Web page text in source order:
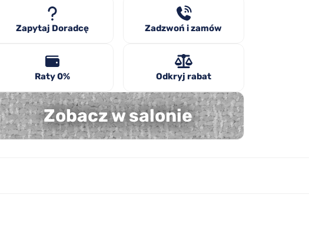
Zapytaj Doradcę Zadzwoń i zamów
Raty 0% Odkryj rabat
Zobacz w salonie